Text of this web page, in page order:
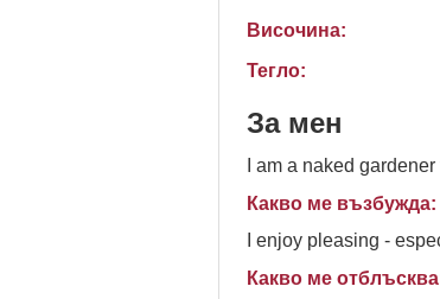
Височина:
Тегло:
За мен
I am a naked
Какво ме възбужда:
I enjoy pleasing -
Какво ме